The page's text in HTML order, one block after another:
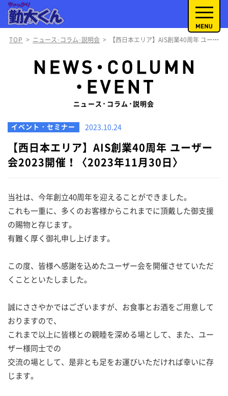
TOP > ニュース･コラム･説明会 > 【西日本エリア】AIS創業40周年 ユーザー会2023開催！〈2023年11月30日〉
ニュース･コラム･説明会
イベント・セミナー 2023.10.24
【西日本エリア】AIS創業40周年 ユーザー
会2023開催！〈2023年11月30日〉
当社は、今年創立40周年を迎えることができました。
これも一重に、多くのお客様からこれまでに頂戴した御支援
の賜物と存じます。
有難く厚く御礼申し上げます。
この度、皆様へ感謝を込めたユーザー会を開催させていただ
くことといたしました。
誠にささやかではございますが、お食事とお酒をご用意して
おりますので、
これまで以上に皆様との親睦を深める場として、また、ユー
ザー様同士での
交流の場として、是非とも足をお運びいただければ幸いに存
じます。